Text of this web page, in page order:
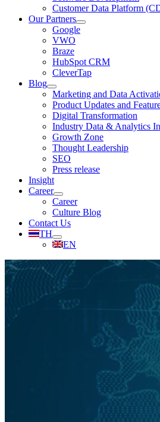
Customer Data Platform
Our Partners
Google
VWO
Braze
HubSpot CRM
CleverTap
Blog
Marketing and Data
Product Updates and
Digital Transformation
Industry Data & Analytics
Growth Zone
Thought Leadership
SEO
Press release
Insight
Career
Career
Culture Blog
Contact Us
TH
EN